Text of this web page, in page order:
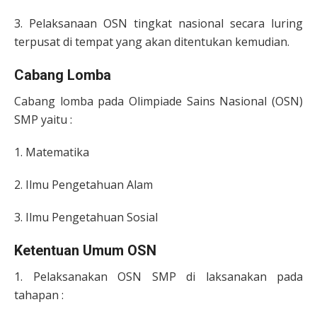
3. Pelaksanaan OSN tingkat nasional secara luring
terpusat di tempat yang akan ditentukan kemudian.
Cabang Lomba
Cabang lomba pada Olimpiade Sains Nasional (OSN)
SMP yaitu :
1. Matematika
2. Ilmu Pengetahuan Alam
3. Ilmu Pengetahuan Sosial
Ketentuan Umum OSN
1. Pelaksanakan OSN SMP di laksanakan pada
tahapan :